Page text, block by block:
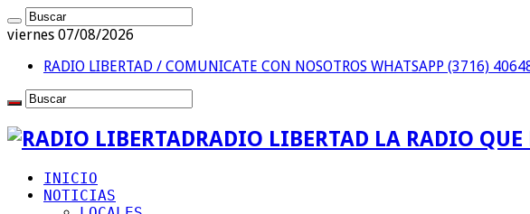
viernes 07/08/2026
RADIO LIBERTAD / COMUNICATE CON NOSOTROS WHATSAPP (3716)
RADIO LIBERTAD LA RADIO
INICIO
NOTICIAS